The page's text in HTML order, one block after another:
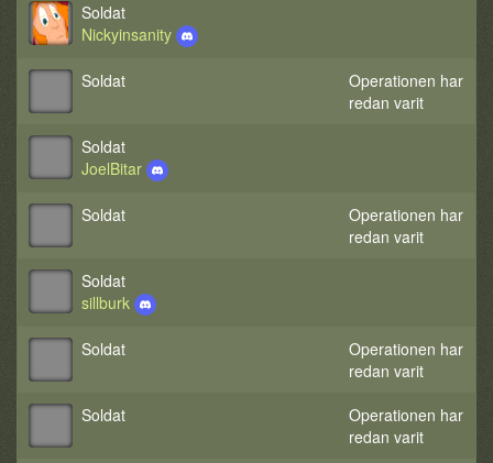
Soldat
Nickyinsanity
Soldat
Operationen har
redan varit
Soldat
JoelBitar
Soldat
Operationen har
redan varit
Soldat
sillburk
Soldat
Operationen har
redan varit
Soldat
Operationen har
redan varit